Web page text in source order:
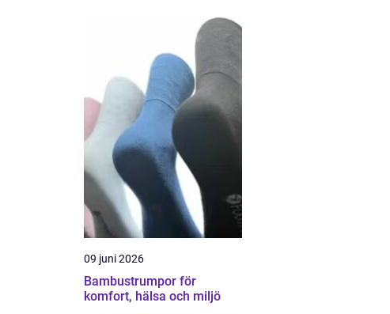
09 juni 2026
Bambustrumpor för
komfort, hälsa och miljö